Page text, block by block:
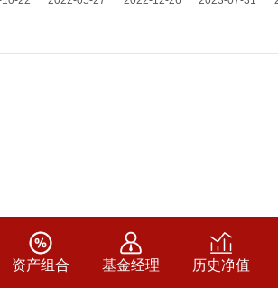
资产组合 基金经理 历史净值